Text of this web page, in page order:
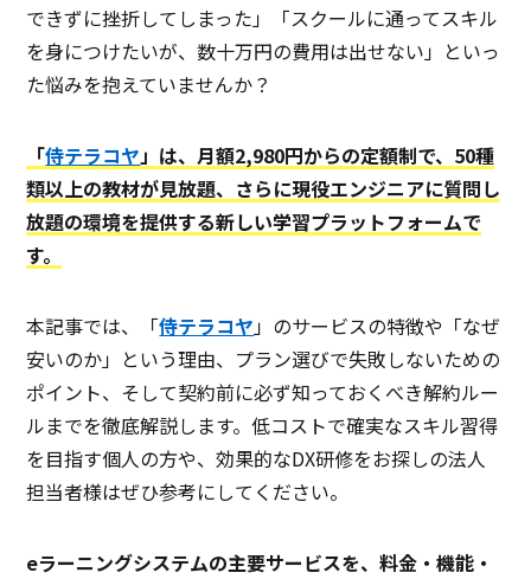
zoom連携
ング
Q&A機能
他システム連携
インジェクション攻撃防御
帳票出力
ボット遮断
独自フォント
研修管理
技術サポート
できずに挫折してしまった」「スクールに通ってスキル
を身につけたいが、数十万円の費用は出せない」といっ
た悩みを抱えていませんか？
「侍テラコヤ」は、月額2,980円からの定額制で、50種
類以上の教材が見放題、さらに現役エンジニアに質問し
放題の環境を提供する新しい学習プラットフォームで
す。
本記事では、「侍テラコヤ」のサービスの特徴や「なぜ
安いのか」という理由、プラン選びで失敗しないための
ポイント、そして契約前に必ず知っておくべき解約ルー
ルまでを徹底解説します。低コストで確実なスキル習得
を目指す個人の方や、効果的なDX研修をお探しの法人
担当者様はぜひ参考にしてください。
eラーニングシステムの主要サービスを、料金・機能・